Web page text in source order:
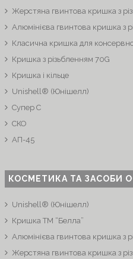
Жерстяна гвинтова кришка з
Алюмінієва гвинтова кришка з
Класична кришка для
Кришка з різьбленням 70G
Кришка і кільце
Unishell® (Юнішелл)
Супер C
СКО
АП-45
КОСМЕТИКА ТА ЗАСОБИ
Unishell® (Юнішелл)
Кришка ТМ “Белла”
Алюмінієва гвинтова кришка з
Жерстяна гвинтова кришка з